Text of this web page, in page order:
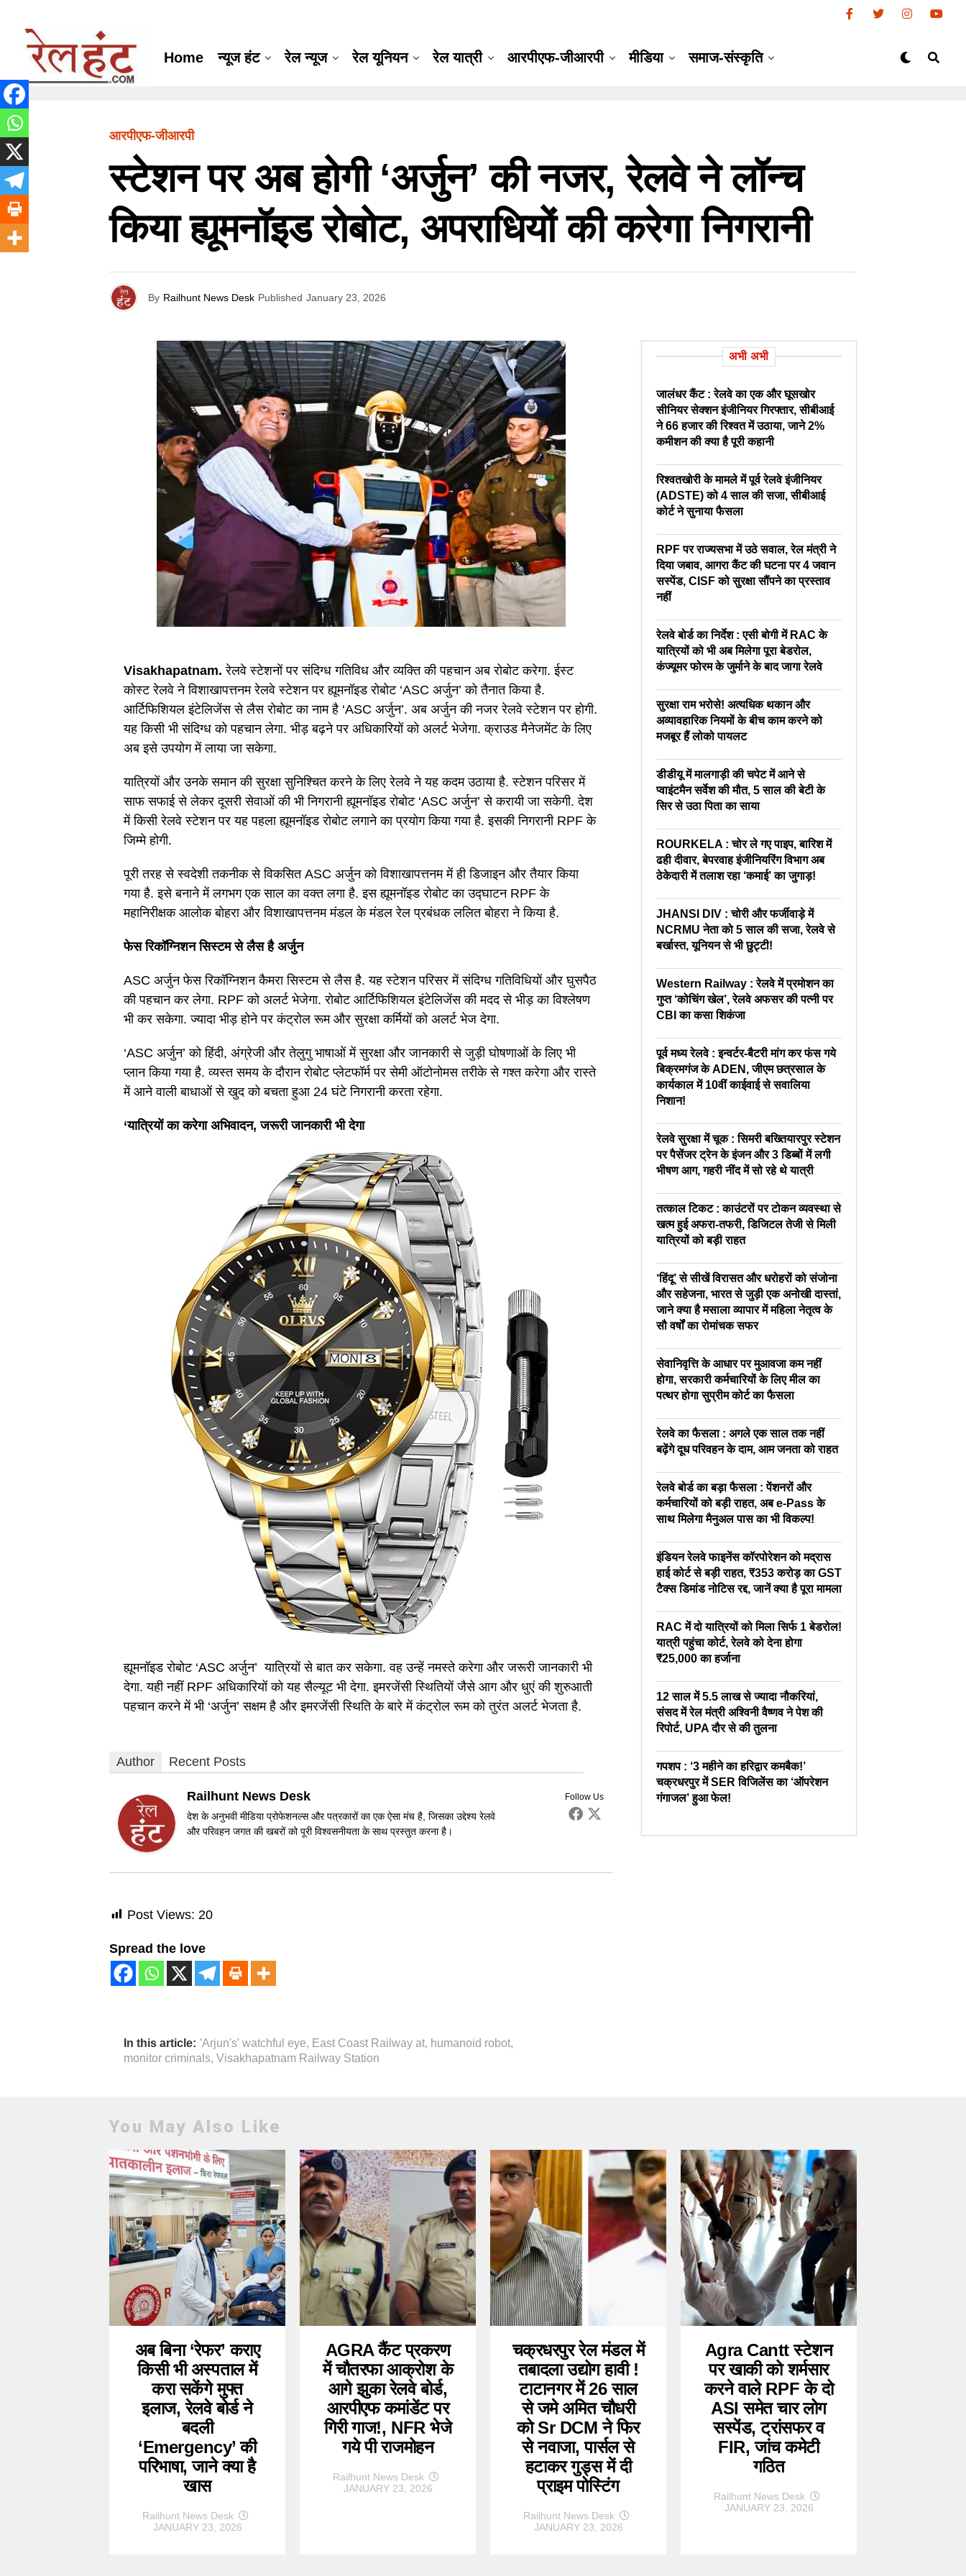
Home न्यूज हंट रेल न्यूज रेल यूनियन रेल यात्री आरपीएफ-जीआरपी मीडिया समाज-संस्कृति
आरपीएफ-जीआरपी
स्टेशन पर अब होगी ‘अर्जुन’ की नजर, रेलवे ने लॉन्च
किया ह्यूमनॉइड रोबोट, अपराधियों की करेगा निगरानी
By Railhunt News Desk Published January 23, 2026
Visakhapatnam. रेलवे स्टेशनों पर संदिग्ध गतिविध और व्यक्ति की पहचान अब रोबोट करेगा. ईस्ट
कोस्ट रेलवे ने विशाखापत्तनम रेलवे स्टेशन पर ह्यूमनॉइड रोबोट ‘ASC अर्जुन’ को तैनात किया है.
आर्टिफिशियल इंटेलिजेंस से लैस रोबोट का नाम है ‘ASC अर्जुन’. अब अर्जुन की नजर रेलवे स्टेशन पर होगी.
यह किसी भी संदिग्ध को पहचान लेगा. भीड़ बढ़ने पर अधिकारियों को अलर्ट भेजेगा. क्राउड मैनेजमेंट के लिए
अब इसे उपयोग में लाया जा सकेगा.
यात्रियों और उनके समान की सुरक्षा सुनिश्चित करने के लिए रेलवे ने यह कदम उठाया है. स्टेशन परिसर में
साफ सफाई से लेकर दूसरी सेवाओं की भी निगरानी ह्यूमनॉइड रोबोट ‘ASC अर्जुन’ से करायी जा सकेगी. देश
में किसी रेलवे स्टेशन पर यह पहला ह्यूमनॉइड रोबोट लगाने का प्रयोग किया गया है. इसकी निगरानी RPF के
जिम्मे होगी.
पूरी तरह से स्वदेशी तकनीक से विकसित ASC अर्जुन को विशाखापत्तनम में ही डिजाइन और तैयार किया
गया है. इसे बनाने में लगभग एक साल का वक्त लगा है. इस ह्यूमनॉइड रोबोट का उद्घाटन RPF के
महानिरीक्षक आलोक बोहरा और विशाखापत्तनम मंडल के मंडल रेल प्रबंधक ललित बोहरा ने किया है.
फेस रिकॉग्निशन सिस्टम से लैस है अर्जुन
ASC अर्जुन फेस रिकॉग्निशन कैमरा सिस्टम से लैस है. यह स्टेशन परिसर में संदिग्ध गतिविधियों और घुसपैठ
की पहचान कर लेगा. RPF को अलर्ट भेजेगा. रोबोट आर्टिफिशियल इंटेलिजेंस की मदद से भीड़ का विश्लेषण
भी कर सकेगा. ज्यादा भीड़ होने पर कंट्रोल रूम और सुरक्षा कर्मियों को अलर्ट भेज देगा.
‘ASC अर्जुन’ को हिंदी, अंग्रेजी और तेलुगु भाषाओं में सुरक्षा और जानकारी से जुड़ी घोषणाओं के लिए भी
प्लान किया गया है. व्यस्त समय के दौरान रोबोट प्लेटफॉर्म पर सेमी ऑटोनोमस तरीके से गश्त करेगा और रास्ते
में आने वाली बाधाओं से खुद को बचता हुआ 24 घंटे निगरानी करता रहेगा.
‘यात्रियों का करेगा अभिवादन, जरूरी जानकारी भी देगा
ह्यूमनॉइड रोबोट ‘ASC अर्जुन’ यात्रियों से बात कर सकेगा. वह उन्हें नमस्ते करेगा और जरूरी जानकारी भी
देगा. यही नहीं RPF अधिकारियों को यह सैल्यूट भी देगा. इमरजेंसी स्थितियों जैसे आग और धुएं की शुरुआती
पहचान करने में भी ‘अर्जुन’ सक्षम है और इमरजेंसी स्थिति के बारे में कंट्रोल रूम को तुरंत अलर्ट भेजता है.
Author Recent Posts
Follow Us
Railhunt News Desk
देश के अनुभवी मीडिया प्रोफेशनल्स और पत्रकारों का एक ऐसा मंच है, जिसका उद्देश्य रेलवे
और परिवहन जगत की खबरों को पूरी विश्वसनीयता के साथ प्रस्तुत करना है।
Post Views: 20
Spread the love
In this article: 'Arjun's' watchful eye, East Coast Railway at, humanoid robot,
monitor criminals, Visakhapatnam Railway Station
अभी अभी
जालंधर कैंट : रेलवे का एक और घूसखोर
सीनियर सेक्शन इंजीनियर गिरफ्तार, सीबीआई
ने 66 हजार की रिश्वत में उठाया, जाने 2%
कमीशन की क्या है पूरी कहानी
रिश्वतखोरी के मामले में पूर्व रेलवे इंजीनियर
(ADSTE) को 4 साल की सजा, सीबीआई
कोर्ट ने सुनाया फैसला
RPF पर राज्यसभा में उठे सवाल, रेल मंत्री ने
दिया जबाव, आगरा कैंट की घटना पर 4 जवान
सस्पेंड, CISF को सुरक्षा सौंपने का प्रस्ताव
नहीं
रेलवे बोर्ड का निर्देश : एसी बोगी में RAC के
यात्रियों को भी अब मिलेगा पूरा बेडरोल,
कंज्यूमर फोरम के जुर्माने के बाद जागा रेलवे
सुरक्षा राम भरोसे! अत्यधिक थकान और
अव्यावहारिक नियमों के बीच काम करने को
मजबूर हैं लोको पायलट
डीडीयू में मालगाड़ी की चपेट में आने से
प्वाइंटमैन सर्वेश की मौत, 5 साल की बेटी के
सिर से उठा पिता का साया
ROURKELA : चोर ले गए पाइप, बारिश में
ढही दीवार, बेपरवाह इंजीनियरिंग विभाग अब
ठेकेदारी में तलाश रहा ‘कमाई’ का जुगाड़!
JHANSI DIV : चोरी और फर्जीवाड़े में
NCRMU नेता को 5 साल की सजा, रेलवे से
बर्खास्त, यूनियन से भी छुट्टी!
Western Railway : रेलवे में प्रमोशन का
गुप्त ‘कोचिंग खेल’, रेलवे अफसर की पत्नी पर
CBI का कसा शिकंजा
पूर्व मध्य रेलवे : इन्वर्टर-बैटरी मांग कर फंस गये
बिक्रमगंज के ADEN, जीएम छत्रसाल के
कार्यकाल में 10वीं काईवाई से सवालिया
निशान!
रेलवे सुरक्षा में चूक : सिमरी बख्तियारपुर स्टेशन
पर पैसेंजर ट्रेन के इंजन और 3 डिब्बों में लगी
भीषण आग, गहरी नींद में सो रहे थे यात्री
तत्काल टिकट : काउंटरों पर टोकन व्यवस्था से
खत्म हुई अफरा-तफरी, डिजिटल तेजी से मिली
यात्रियों को बड़ी राहत
‘हिंदू’ से सीखें विरासत और धरोहरों को संजोना
और सहेजना, भारत से जुड़ी एक अनोखी दास्तां,
जाने क्या है मसाला व्यापार में महिला नेतृत्व के
सौ वर्षों का रोमांचक सफर
सेवानिवृत्ति के आधार पर मुआवजा कम नहीं
होगा, सरकारी कर्मचारियों के लिए मील का
पत्थर होगा सुप्रीम कोर्ट का फैसला
रेलवे का फैसला : अगले एक साल तक नहीं
बढ़ेंगे दूध परिवहन के दाम, आम जनता को राहत
रेलवे बोर्ड का बड़ा फैसला : पेंशनरों और
कर्मचारियों को बड़ी राहत, अब e-Pass के
साथ मिलेगा मैनुअल पास का भी विकल्प!
इंडियन रेलवे फाइनेंस कॉरपोरेशन को मद्रास
हाई कोर्ट से बड़ी राहत, ₹353 करोड़ का GST
टैक्स डिमांड नोटिस रद्द, जानें क्या है पूरा मामला
RAC में दो यात्रियों को मिला सिर्फ 1 बेडरोल!
यात्री पहुंचा कोर्ट, रेलवे को देना होगा
₹25,000 का हर्जाना
12 साल में 5.5 लाख से ज्यादा नौकरियां,
संसद में रेल मंत्री अश्विनी वैष्णव ने पेश की
रिपोर्ट, UPA दौर से की तुलना
गपशप : ‘3 महीने का हरिद्वार कमबैक!’
चक्रधरपुर में SER विजिलेंस का ‘ऑपरेशन
गंगाजल’ हुआ फेल!
You May Also Like
अब बिना ‘रेफर’ कराए
किसी भी अस्पताल में
करा सकेंगे मुफ्त
इलाज, रेलवे बोर्ड ने
बदली
‘Emergency’ की
परिभाषा, जाने क्या है
खास
Railhunt News Desk
JANUARY 23, 2026
AGRA कैंट प्रकरण
में चौतरफा आक्रोश के
आगे झुका रेलवे बोर्ड,
आरपीएफ कमांडेंट पर
गिरी गाज!, NFR भेजे
गये पी राजमोहन
Railhunt News Desk
JANUARY 23, 2026
चक्रधरपुर रेल मंडल में
तबादला उद्योग हावी !
टाटानगर में 26 साल
से जमे अमित चौधरी
को Sr DCM ने फिर
से नवाजा, पार्सल से
हटाकर गुड्स में दी
प्राइम पोस्टिंग
Railhunt News Desk
JANUARY 23, 2026
Agra Cantt स्टेशन
पर खाकी को शर्मसार
करने वाले RPF के दो
ASI समेत चार लोग
सस्पेंड, ट्रांसफर व
FIR, जांच कमेटी
गठित
Railhunt News Desk
JANUARY 23, 2026